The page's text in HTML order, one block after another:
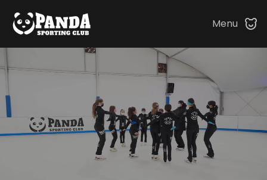
Skip to main content
Menu